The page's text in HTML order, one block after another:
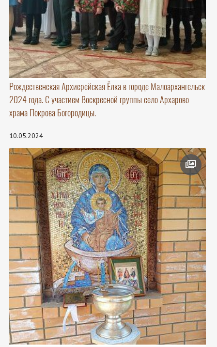
Рождественская Архиерейская Ёлка в городе Малоархангельск
2024 года. С участием Воскресной группы село Архарово
храма Покрова Богородицы.
10.05.2024